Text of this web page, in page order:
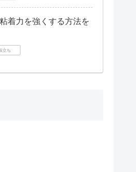
着力を強くする方法を
立ち